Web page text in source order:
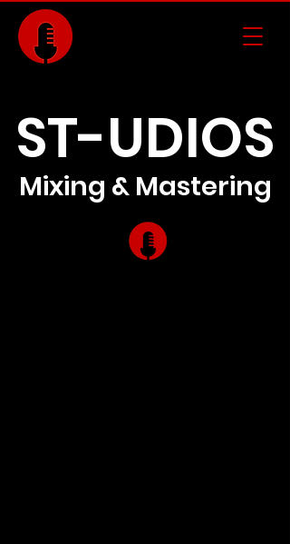
ST-UDIOS
Mixing & Mastering